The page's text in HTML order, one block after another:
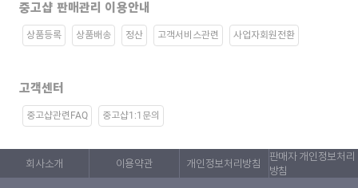
중고샵 판매관리 이용안내
상품등록 상품배송 정산 고객서비스관련 사업자회원전환
고객센터
중고샵관련FAQ 중고샵1:1문의
회사소개 이용약관 개인정보처리방침
판매자 개인정보처리
방침